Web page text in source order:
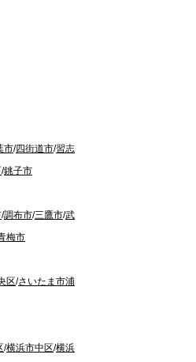
市/四街道市/習志
/銚子市
/調布市/三鷹市/武
梅市
区/さいたま市浦
/横浜市中区/横浜